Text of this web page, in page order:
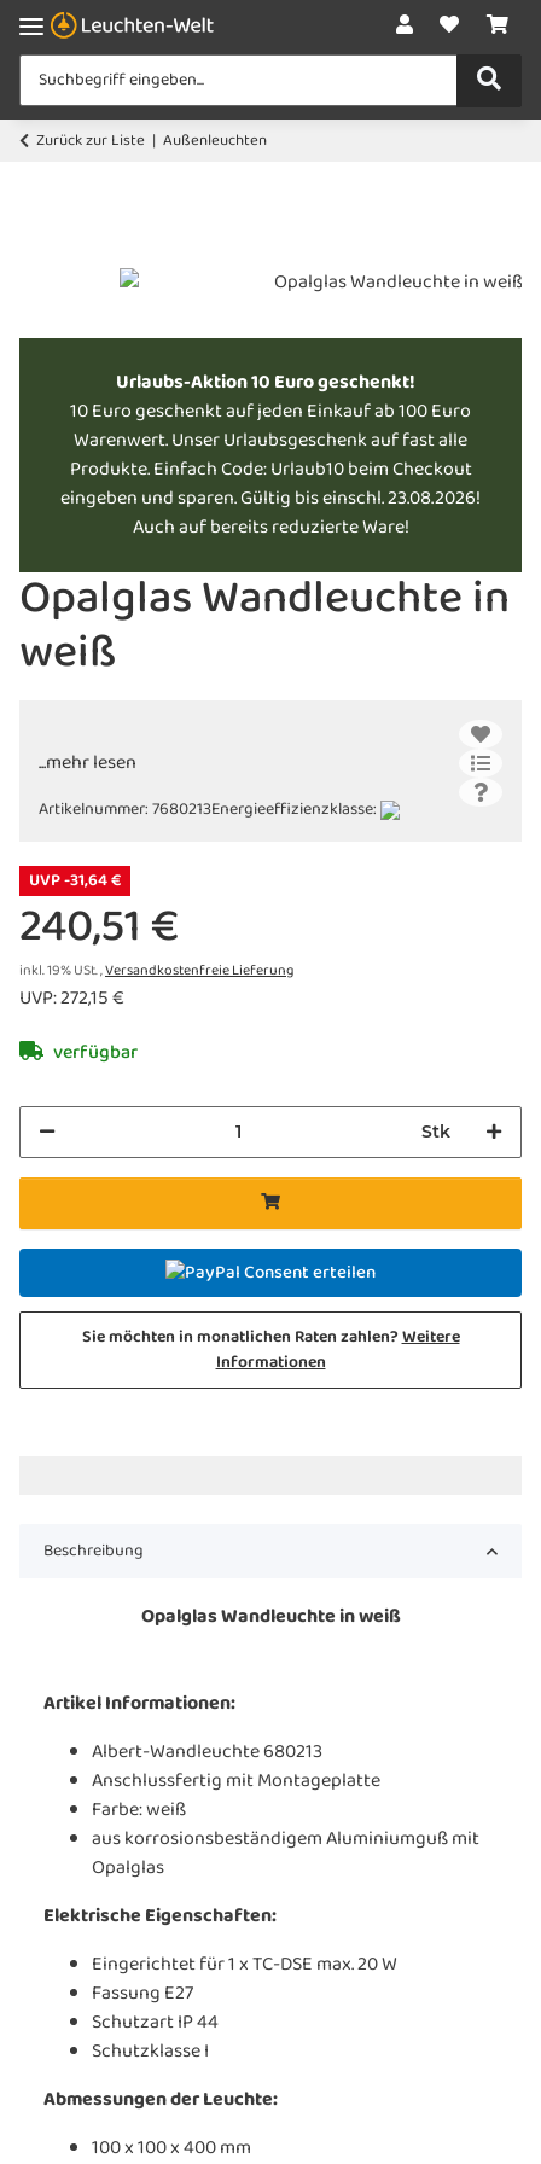
Zurück zur Liste Außenleuchten
Urlaubs-Aktion 10 Euro geschenkt!
10 Euro geschenkt auf jeden Einkauf ab 100 Euro
Warenwert. Unser Urlaubsgeschenk auf fast alle
Produkte. Einfach Code: Urlaub10 beim Checkout
eingeben und sparen. Gültig bis einschl. 23.08.2026!
Auch auf bereits reduzierte Ware!
Opalglas Wandleuchte in
weiß
...mehr lesen
Artikelnummer:7680213Energieeffizienzklasse:
UVP -31,64 €
240,51 €
inkl. 19% USt. ,Versandkostenfreie Lieferung
UVP:272,15 €
verfügbar
Stk
Consent erteilen
Sie möchten in monatlichen Raten zahlen?Weitere
Informationen
Beschreibung
Opalglas Wandleuchte in weiß
Artikel Informationen:
Albert-Wandleuchte 680213
Anschlussfertig mit Montageplatte
Farbe: weiß
aus korrosionsbeständigem Aluminiumguß mit
Opalglas
Elektrische Eigenschaften:
Eingerichtet für 1 x TC-DSE max. 20 W
Fassung E27
Schutzart IP 44
Schutzklasse I
Abmessungen der Leuchte:
100 x 100 x 400 mm